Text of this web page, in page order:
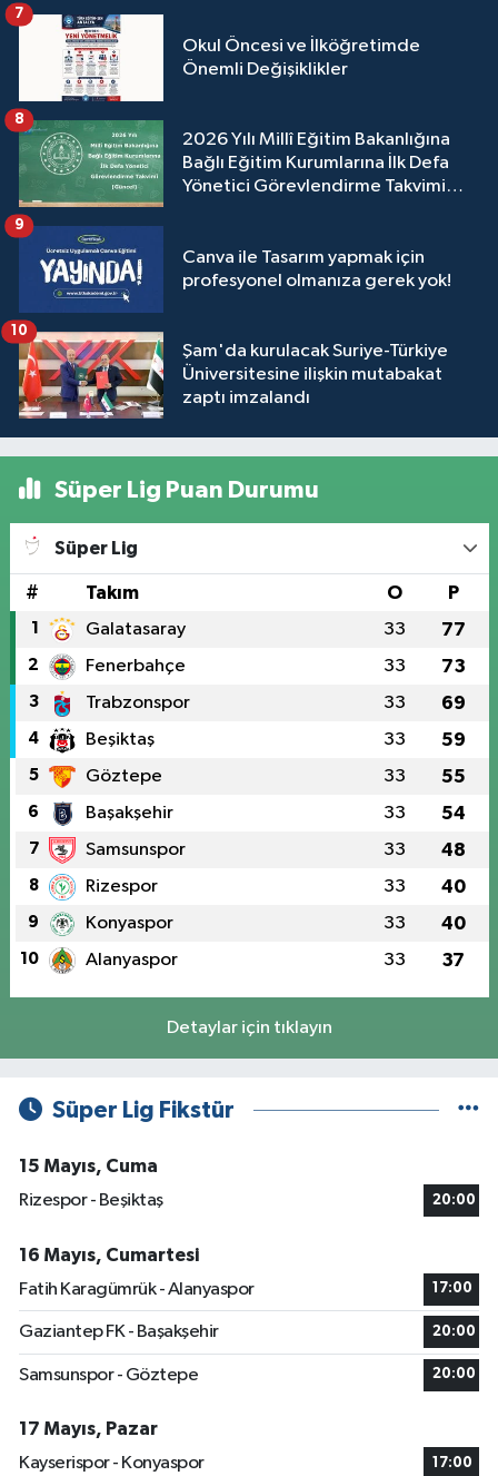
Okul Öncesi ve İlköğretimde
Önemli Değişiklikler
7
2026 Yılı Millî Eğitim Bakanlığına
Bağlı Eğitim Kurumlarına İlk Defa
Yönetici Görevlendirme Takvimi
8
Canva ile Tasarım yapmak için
profesyonel olmanıza gerek yok!
9
Şam'da kurulacak Suriye-Türkiye
Üniversitesine ilişkin mutabakat
zaptı imzalandı
10
Süper Lig Puan Durumu
Süper Lig
# Takım O P
1 Galatasaray 33 77
2 Fenerbahçe 33 73
3 Trabzonspor 33 69
4 Beşiktaş 33 59
5 Göztepe 33 55
6 Başakşehir 33 54
7 Samsunspor 33 48
8 Rizespor 33 40
9 Konyaspor 33 40
10 Alanyaspor 33 37
Detaylar için tıklayın
Süper Lig Fikstür
15 Mayıs, Cuma
Rizespor - Beşiktaş
20:00
16 Mayıs, Cumartesi
Fatih Karagümrük - Alanyaspor
17:00
Gaziantep FK - Başakşehir 20:00
Samsunspor - Göztepe 20:00
17 Mayıs, Pazar
Kayserispor - Konyaspor
17:00